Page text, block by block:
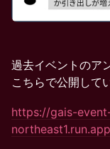
過去イベントのア
こちらで公開して
https://gais-